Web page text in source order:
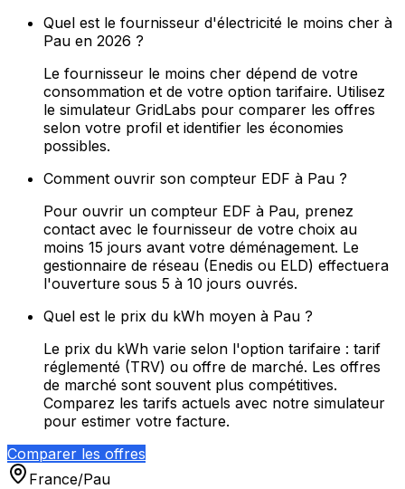
Quel est le fournisseur d'électricité le moins cher à
Pau en 2026 ?
Le fournisseur le moins cher dépend de votre
consommation et de votre option tarifaire. Utilisez
le simulateur GridLabs pour comparer les offres
selon votre profil et identifier les économies
possibles.
Comment ouvrir son compteur EDF à Pau ?
Pour ouvrir un compteur EDF à Pau, prenez
contact avec le fournisseur de votre choix au
moins 15 jours avant votre déménagement. Le
gestionnaire de réseau (Enedis ou ELD) effectuera
l'ouverture sous 5 à 10 jours ouvrés.
Quel est le prix du kWh moyen à Pau ?
Le prix du kWh varie selon l'option tarifaire : tarif
réglementé (TRV) ou offre de marché. Les offres
de marché sont souvent plus compétitives.
Comparez les tarifs actuels avec notre simulateur
pour estimer votre facture.
Comparer les offres
France/Pau